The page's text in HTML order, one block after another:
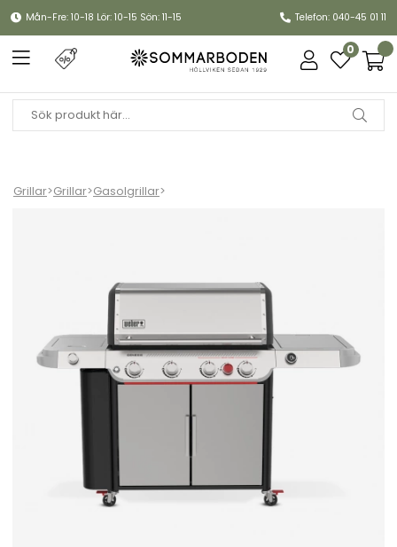
Mån-Fre: 10-18 Lör: 10-15 Sön: 11-15 Telefon: 040-45 01 11
0
Grillar>Grillar>Gasolgrillar>